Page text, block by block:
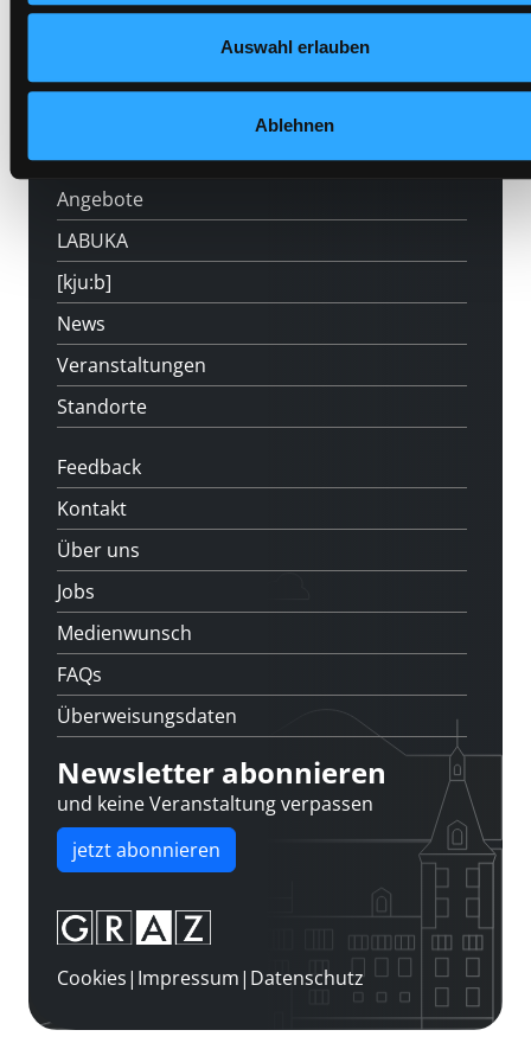
Auswahl erlauben
Ablehnen
Hotline (Mo-Fr 9 bis 17 Uhr): 0316 872-
Mitgliedschaft
Angebote
LABUKA
[kju:b]
News
Veranstaltungen
Standorte
Feedback
Kontakt
Über uns
Jobs
Medienwunsch
FAQs
Überweisungsdaten
Newsletter abonnieren
und keine Veranstaltung verpassen
jetzt abonnieren
Cookies| Impressum| Datenschutz